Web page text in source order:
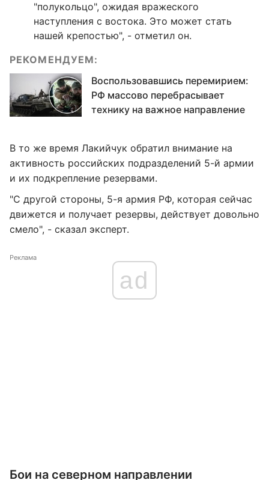
"полукольцо", ожидая вражеского
наступления с востока. Это может стать
нашей крепостью", - отметил он.
РЕКОМЕНДУЕМ:
Воспользовавшись перемирием:
РФ массово перебрасывает
технику на важное направление
В то же время Лакийчук обратил внимание на
активность российских подразделений 5-й армии
и их подкрепление резервами.
"С другой стороны, 5-я армия РФ, которая сейчас
движется и получает резервы, действует довольно
смело", - сказал эксперт.
Реклама
ad
Бои на северном направлении